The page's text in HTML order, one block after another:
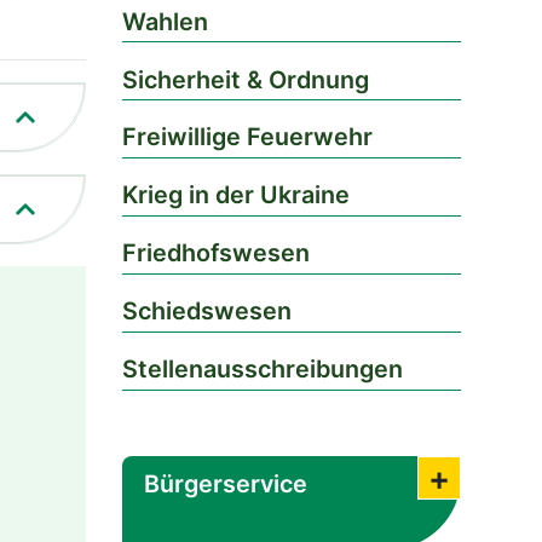
Wahlen
Sicherheit & Ordnung
Freiwillige Feuerwehr
Krieg in der Ukraine
Friedhofswesen
Schiedswesen
Stellenausschreibungen
Bürgerservice